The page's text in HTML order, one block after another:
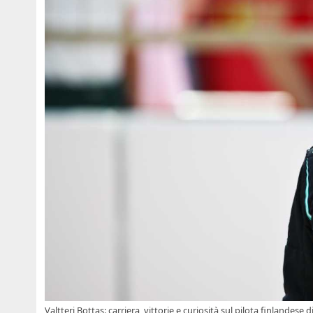
Valtteri Bottas: carriera, vittorie e curiosità sul pilota finlandese